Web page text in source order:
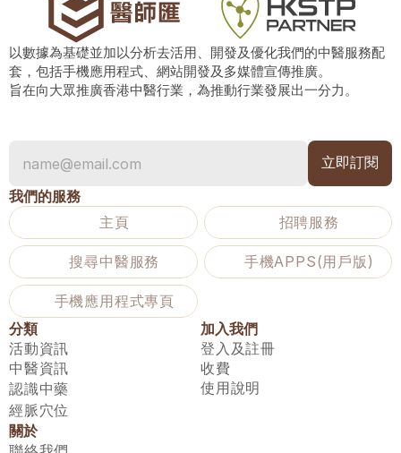
以數據為基礎並加以分析去活用、開發及優化我們的中醫服務配
套，包括手機應用程式、網站開發及多媒體宣傳推廣。
旨在向大眾推廣香港中醫行業，為推動行業發展出一分力。
我們的服務
主頁
招聘服務
搜尋中醫服務 手機APPS(用戶版)
手機應用程式專頁
分類
活動資訊
中醫資訊
認識中藥
經脈穴位
加入我們
登入及註冊
收費
使用說明
關於